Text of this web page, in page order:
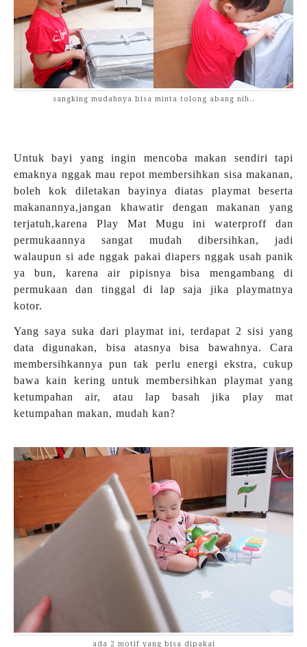
sangking mudahnya bisa minta tolong abang nih..
Untuk bayi yang ingin mencoba makan sendiri tapi
emaknya nggak mau repot membersihkan sisa makanan,
boleh kok diletakan bayinya diatas playmat beserta
makanannya,jangan khawatir dengan makanan yang
terjatuh,karena Play Mat Mugu ini waterproff dan
permukaannya sangat mudah dibersihkan, jadi
walaupun si ade nggak pakai diapers nggak usah panik
ya bun, karena air pipisnya bisa mengambang di
permukaan dan tinggal di lap saja jika playmatnya
kotor.
Yang saya suka dari playmat ini, terdapat 2 sisi yang
data digunakan, bisa atasnya bisa bawahnya. Cara
membersihkannya pun tak perlu energi ekstra, cukup
bawa kain kering untuk membersihkan playmat yang
ketumpahan air, atau lap basah jika play mat
ketumpahan makan, mudah kan?
ada 2 motif yang bisa dipakai